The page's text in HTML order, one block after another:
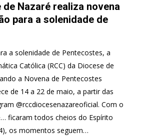
de Nazaré realiza novena
para a solenidade de
a solenidade de Pentecostes, a
Católica (RCC) da Diocese de
a Novena de Pentecostes
de 14 a 22 de maio, a partir das
@rccdiocesenazareoficial. Com o
ficaram todos cheios do Espírito
os momentos seguem…